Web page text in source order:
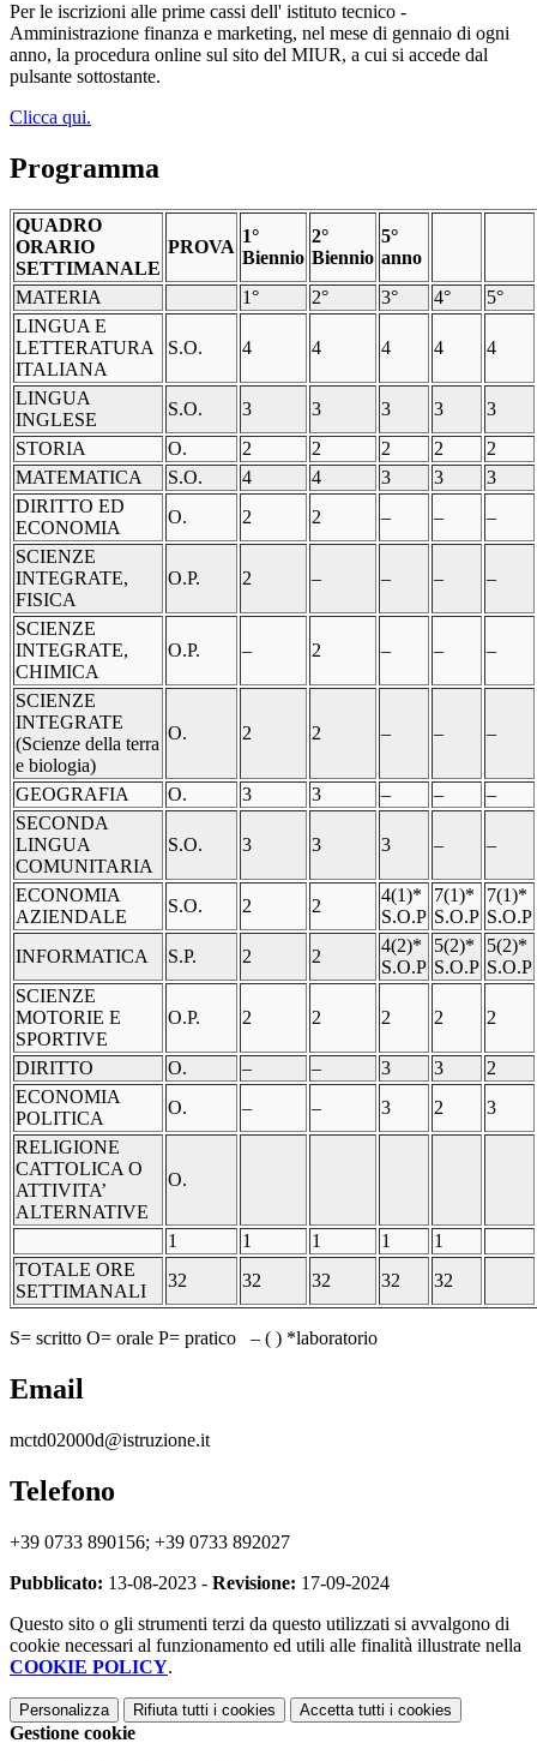
Per le iscrizioni alle prime cassi dell' istituto tecnico -
Amministrazione finanza e marketing, nel mese di gennaio di ogni
anno, la procedura online sul sito del MIUR, a cui si accede dal
pulsante sottostante.
Clicca qui.
Programma
QUADRO
ORARIO
SETTIMANALE
PROVA
1°
Biennio
2°
Biennio
5°
anno
MATERIA
1° 2° 3° 4°
5°
LINGUA E
LETTERATURA
ITALIANA
S.O. 4 4 4 4 4
LINGUA
INGLESE
S.O. 3 3 3 3
3
STORIA
O. 2 2 2 2
2
MATEMATICA
S.O. 4 4 3 3
3
DIRITTO ED
ECONOMIA
O. 2 2 – –
–
SCIENZE
INTEGRATE,
FISICA
O.P. 2 – – – –
SCIENZE
INTEGRATE,
CHIMICA
O.P. – 2 – – –
SCIENZE
INTEGRATE
(Scienze della terra
e biologia)
O. 2 2 – – –
GEOGRAFIA O. 3 3 – –
–
SECONDA
LINGUA
COMUNITARIA
S.O. 3 3 3 – –
ECONOMIA
AZIENDALE
S.O. 2 2
4(1)*
S.O.P
7(1)*
S.O.P
7(1)*
S.O.P
INFORMATICA
S.P. 2 2
4(2)*
S.O.P
5(2)*
S.O.P
5(2)*
S.O.P
SCIENZE
MOTORIE E
SPORTIVE
O.P. 2 2 2 2 2
DIRITTO O. – – 3 3
2
ECONOMIA
POLITICA
O. – – 3 2
3
RELIGIONE
CATTOLICA O
ATTIVITA’
ALTERNATIVE
O.
1 1 1 1
1
TOTALE ORE
SETTIMANALI
32 32 32 32 32
S= scritto O= orale P= pratico – ( ) *laboratorio
Email
mctd02000d@istruzione.it
Telefono
+39 0733 890156; +39 0733 892027
Pubblicato: 13-08-2023 - Revisione: 17-09-2024
Questo sito o gli strumenti terzi da questo utilizzati si avvalgono di
cookie necessari al funzionamento ed utili alle finalità illustrate nella
COOKIE POLICY.
Personalizza Rifiuta tutti i cookies Accetta tutti i cookies
Gestione cookie